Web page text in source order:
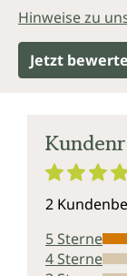
Hinweise zu
Jetzt
2
5 Sterne
4 Sterne